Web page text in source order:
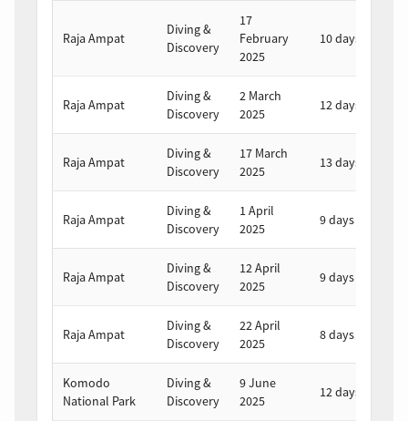
Halmahera – Moluques
Raja Ampat
Diving &
Discovery
17
February
2025
10 days
Raja Ampat
Diving &
Discovery
2 March
2025
12 days
Raja Ampat
Diving &
Discovery
17 March
2025
13 days
Raja Ampat
Diving &
Discovery
1 April
2025
9 days
Raja Ampat
Diving &
Discovery
12 April
2025
9 days
Raja Ampat
Diving &
Discovery
22 April
2025
8 days
Komodo
National Park
Diving &
Discovery
9 June
2025
12 days